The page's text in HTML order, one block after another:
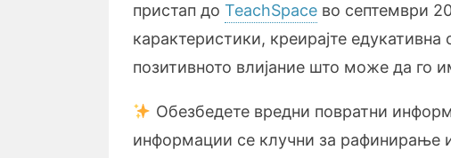
пристап до TeachSpace во септември
карактеристики, креирајте
позитивното влијание што може да го
Обезбедете вредни повратни
информации се клучни за рафинирање